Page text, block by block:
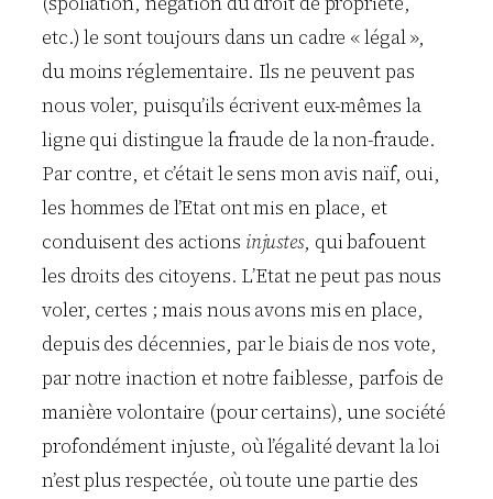
etc.) le sont toujours dans un cadre « légal »,
du moins réglementaire. Ils ne peuvent pas
nous voler, puisqu’ils écrivent eux-mêmes la
ligne qui distingue la fraude de la non-fraude.
Par contre, et c’était le sens mon avis naïf, oui,
les hommes de l’Etat ont mis en place, et
conduisent des actions injustes, qui bafouent
les droits des citoyens. L’Etat ne peut pas nous
voler, certes ; mais nous avons mis en place,
depuis des décennies, par le biais de nos vote,
par notre inaction et notre faiblesse, parfois de
manière volontaire (pour certains), une société
profondément injuste, où l’égalité devant la loi
n’est plus respectée, où toute une partie des